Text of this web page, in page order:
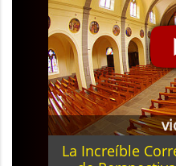
La Increíble